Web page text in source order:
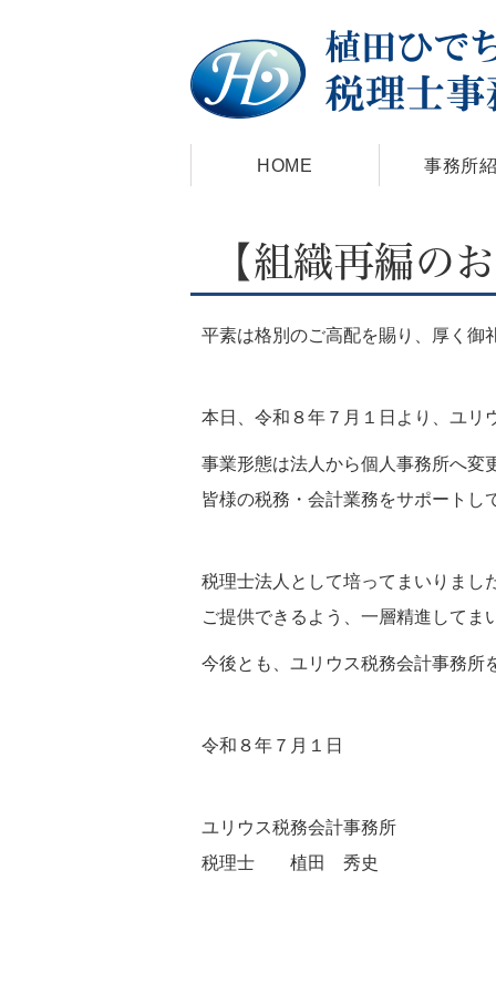
HOME 事務所
【組織再編の
平素は格別のご高配を賜り、厚く御
本日、令和８年７月１日より、ユリ
事業形態は法人から個人事務所へ変
皆様の税務・会計業務をサポートし
税理士法人として培ってまいりまし
ご提供できるよう、一層精進してま
今後とも、ユリウス税務会計事務所
令和８年７月１日
ユリウス税務会計事務所
税理士 植田 秀史